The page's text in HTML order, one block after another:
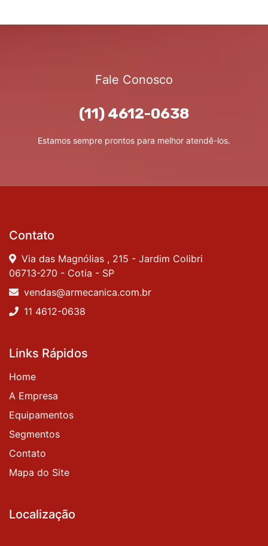
Fale Conosco
(11) 4612-0638
Estamos sempre prontos para melhor atendê-los.
Contato
Via das Magnólias , 215 - Jardim Colibri
06713-270 - Cotia - SP
vendas@armecanica.com.br
11 4612-0638
Links Rápidos
Home
A Empresa
Equipamentos
Segmentos
Contato
Mapa do Site
Localização